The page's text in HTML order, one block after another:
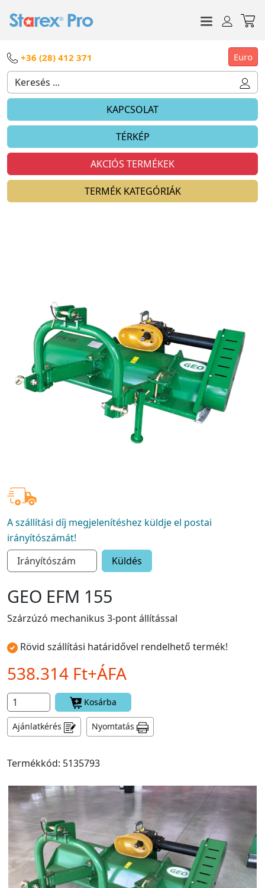
+36 (28) 412 371 Euro
KAPCSOLAT
TÉRKÉP
AKCIÓS TERMÉKEK
TERMÉK KATEGÓRIÁK
A szállítási díj megjelenítéshez küldje el postai
irányítószámát!
Küldés
GEO EFM 155
Szárzúzó mechanikus 3-pont állítással
Rövid szállítási határidővel rendelhető termék!
538.314 Ft+ÁFA
Kosárba
Ajánlatkérés Nyomtatás
Termékkód: 5135793